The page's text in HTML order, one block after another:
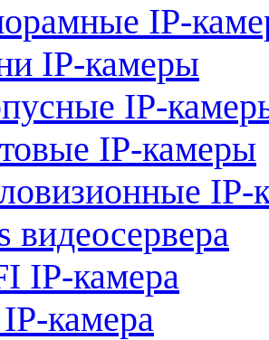
IP-
IP-камеры
IP-
IP-камеры
IP-
видеосервера
IP-камера
камера